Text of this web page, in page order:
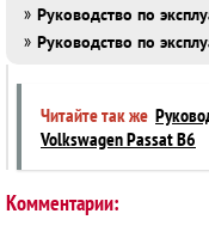
» Руководство по
» Руководство по
Читайте так же
Volkswagen Passat В6
Комментарии: